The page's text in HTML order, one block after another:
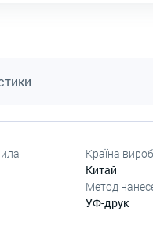
Країна
Китай
Метод
УФ-друк